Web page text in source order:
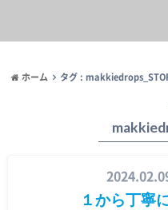
ホーム タグ :
１から丁寧